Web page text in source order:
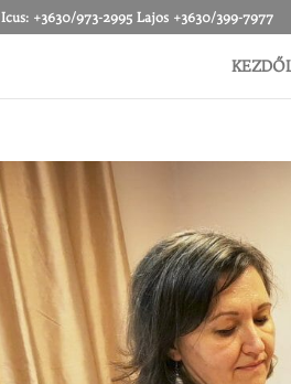
Icus: +3630/973-2995 Lajos +3630/399-7977